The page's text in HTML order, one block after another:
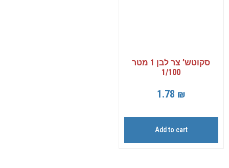
סקוטש’ צר לבן 1 מטר
1/100
1.78 ₪
Add to cart